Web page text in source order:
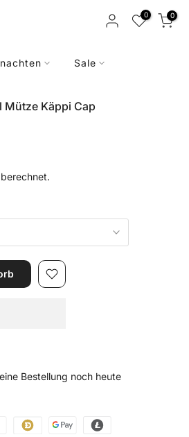
0 0
Sale
Mütze Käppi Cap
Bestellung noch heute